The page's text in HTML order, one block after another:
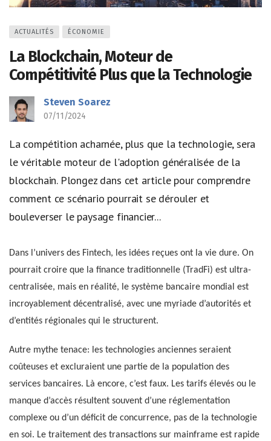
ACTUALITÉS ÉCONOMIE
La Blockchain, Moteur de
Compétitivité Plus que la Technologie
Steven Soarez
07/11/2024
La compétition acharnée, plus que la technologie, sera
le véritable moteur de l'adoption généralisée de la
blockchain. Plongez dans cet article pour comprendre
comment ce scénario pourrait se dérouler et
bouleverser le paysage financier...
Dans l’univers des Fintech, les idées reçues ont la vie dure. On
pourrait croire que la finance traditionnelle (TradFi) est ultra-
centralisée, mais en réalité, le système bancaire mondial est
incroyablement décentralisé, avec une myriade d’autorités et
d’entités régionales qui le structurent.
Autre mythe tenace: les technologies anciennes seraient
coûteuses et excluraient une partie de la population des
services bancaires. Là encore, c’est faux. Les tarifs élevés ou le
manque d’accès résultent souvent d’une réglementation
complexe ou d’un déficit de concurrence, pas de la technologie
en soi. Le traitement des transactions sur mainframe est rapide